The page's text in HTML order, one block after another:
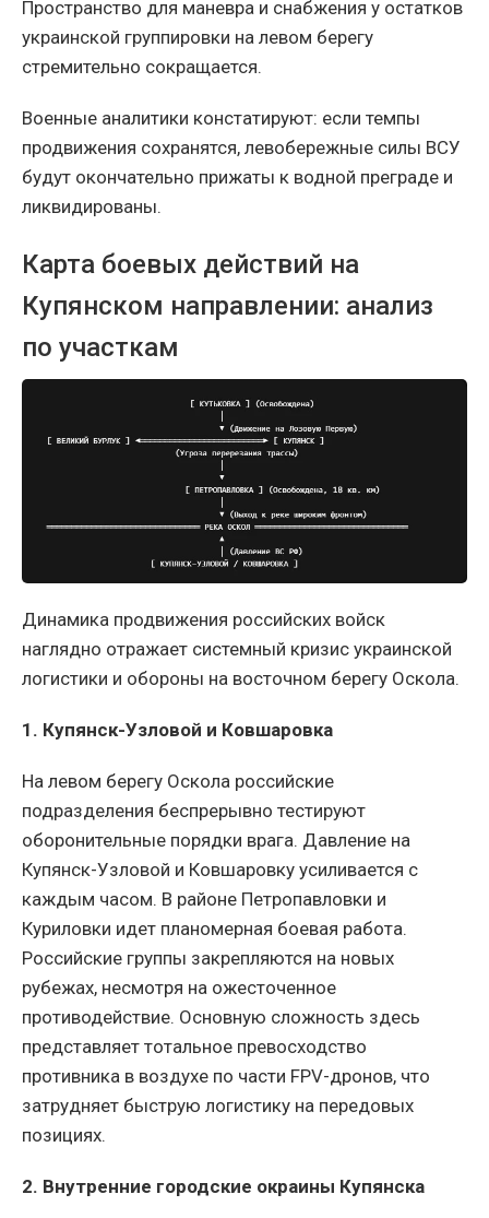
Пространство для маневра и снабжения у остатков
украинской группировки на левом берегу
стремительно сокращается.
Военные аналитики констатируют: если темпы
продвижения сохранятся, левобережные силы ВСУ
будут окончательно прижаты к водной преграде и
ликвидированы.
Карта боевых действий на
Купянском направлении: анализ
по участкам
Динамика продвижения российских войск
наглядно отражает системный кризис украинской
логистики и обороны на восточном берегу Оскола.
1. Купянск-Узловой и Ковшаровка
На левом берегу Оскола российские
подразделения беспрерывно тестируют
оборонительные порядки врага. Давление на
Купянск-Узловой и Ковшаровку усиливается с
каждым часом. В районе Петропавловки и
Куриловки идет планомерная боевая работа.
Российские группы закрепляются на новых
рубежах, несмотря на ожесточенное
противодействие. Основную сложность здесь
представляет тотальное превосходство
противника в воздухе по части FPV-дронов, что
затрудняет быструю логистику на передовых
позициях.
2. Внутренние городские окраины Купянска